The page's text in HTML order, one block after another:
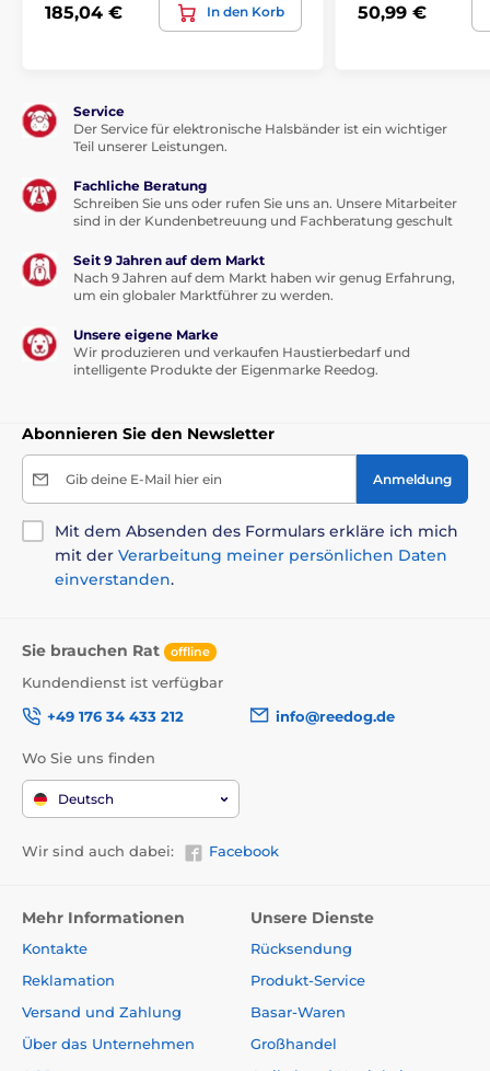
185,04 € In den Korb 50,99 €
Service
Der Service für elektronische Halsbänder ist ein wichtiger
Teil unserer Leistungen.
Fachliche Beratung
Schreiben Sie uns oder rufen Sie uns an. Unsere Mitarbeiter
sind in der Kundenbetreuung und Fachberatung geschult
Seit 9 Jahren auf dem Markt
Nach 9 Jahren auf dem Markt haben wir genug Erfahrung,
um ein globaler Marktführer zu werden.
Unsere eigene Marke
Wir produzieren und verkaufen Haustierbedarf und
intelligente Produkte der Eigenmarke Reedog.
Abonnieren Sie den Newsletter
Gib deine E-Mail hier ein Anmeldung
Mit dem Absenden des Formulars erkläre ich mich
mit der Verarbeitung meiner persönlichen Daten
einverstanden.
Sie brauchen Rat offline
Kundendienst ist verfügbar
+49 176 34 433 212
info@reedog.de
Wo Sie uns finden
Deutsch
Wir sind auch dabei: Facebook
Mehr Informationen
Kontakte
Reklamation
Versand und Zahlung
Über das Unternehmen
Unsere Dienste
Rücksendung
Produkt-Service
Basar-Waren
Großhandel